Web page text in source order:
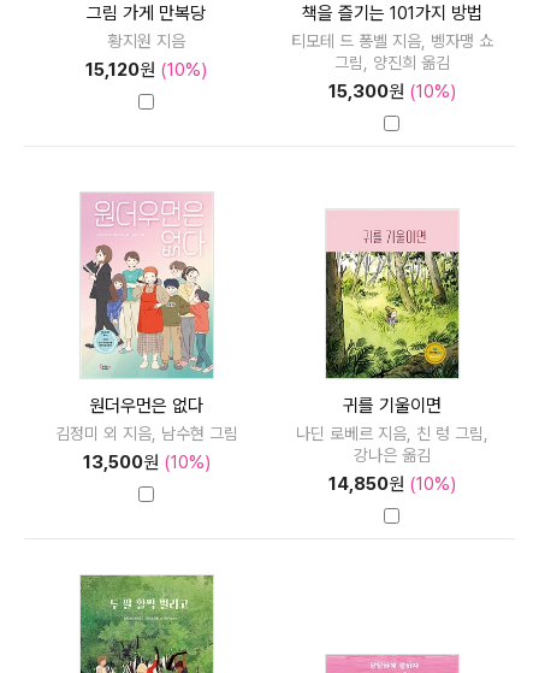
그림 가게 만복당
황지원 지음
15,120원 (10%)
책을 즐기는 101가지 방법
티모테 드 퐁벨 지음, 벵자맹 쇼
그림, 양진희 옮김
15,300원 (10%)
원더우먼은 없다
김정미 외 지음, 남수현 그림
13,500원 (10%)
귀를 기울이면
나딘 로베르 지음, 친 렁 그림,
강나은 옮김
14,850원 (10%)